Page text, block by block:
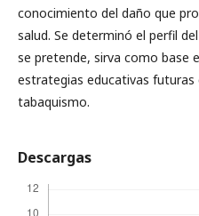
conocimiento del daño que
salud. Se determinó el perfil
se pretende, sirva como base
estrategias educativas futuras
tabaquismo.
Descargas